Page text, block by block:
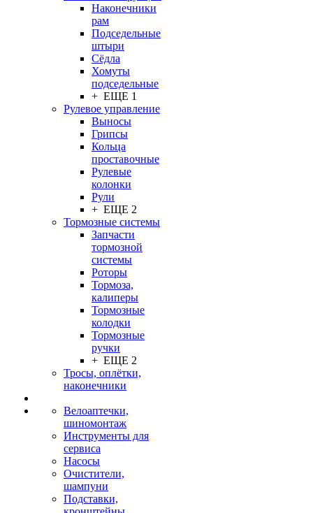
Наконечники
рам
Подседельные
штыри
Сёдла
Хомуты
подседельные
+ ЕЩЕ 1
Рулевое управление
Выносы
Грипсы
Кольца
проставочные
Рулевые
колонки
Рули
+ ЕЩЕ 2
Тормозные системы
Запчасти
тормозной
системы
Роторы
Тормоза,
калиперы
Тормозные
колодки
Тормозные
ручки
+ ЕЩЕ 2
Тросы, оплётки,
наконечники
Велоаптечки,
шиномонтаж
Инструменты для
сервиса
Насосы
Очистители,
шампуни
Подставки,